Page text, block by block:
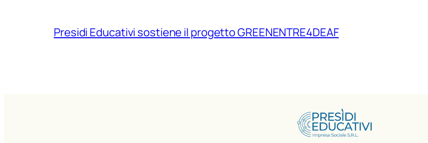
Presidi Educativi sostiene il progetto GREENENTRE4DEAF